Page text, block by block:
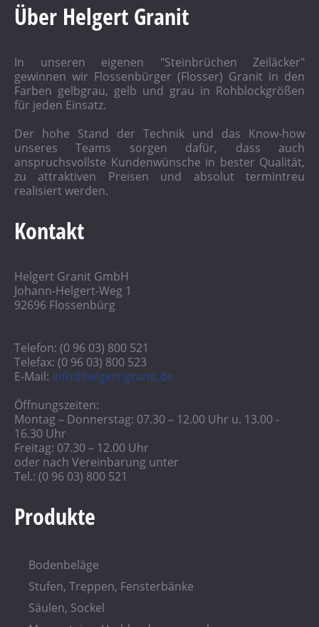
Über Helgert Granit
In unseren eigenen "Steinbrüchen Zeiläcker"
gewinnen wir Flossenbürger (Flosser) Granit in den
Farben gelbgrau, gelb und grau in Rohblockgrößen
für jeden Einsatz.
Der hohe Stand der Technik und das Know-how
unseres Teams sorgen dafür, dass auch
anspruchsvollste Kundenwünsche in bester Qualität,
zu attraktiven Preisen und absolut termintreu
realisiert werden.
Kontakt
Helgert Granit GmbH
Johann-Helgert-Weg 1
92696 Flossenbürg
Telefon: (0 96 03) 800 521
Telefax: (0 96 03) 800 523
E-Mail: info@helgert-granit.de
Öffnungszeiten:
Montag – Donnerstag: 07.30 – 12.00 Uhr u. 13.00 -
16.30 Uhr
Freitag: 07.30 – 12.00 Uhr
oder nach Vereinbarung unter
Tel.: (0 96 03) 800 521
Produkte
Bodenbeläge
Stufen, Treppen, Fensterbänke
Säulen, Sockel